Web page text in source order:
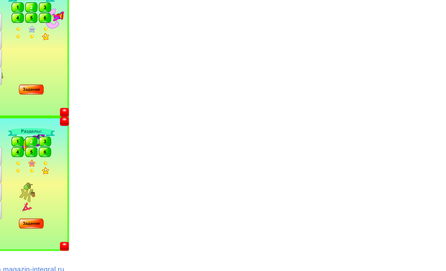
magazin-integral.ru